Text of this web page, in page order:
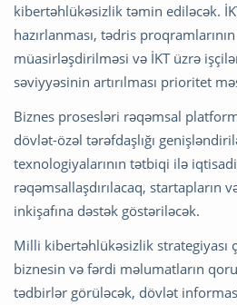
kibertəhlükəsizlik təmin ediləcək.
hazırlanması, tədris proqramlarının
müasirləşdirilməsi və İKT üzrə
səviyyəsinin artırılması prioritet
Biznes prosesləri rəqəmsal
dövlət-özəl tərəfdaşlığı
texnologiyalarının tətbiqi ilə
rəqəmsallaşdırılacaq, startapların
inkişafına dəstək göstəriləcək.
Milli kibertəhlükəsizlik strategiyası
biznesin və fərdi məlumatların
tədbirlər görüləcək, dövlət